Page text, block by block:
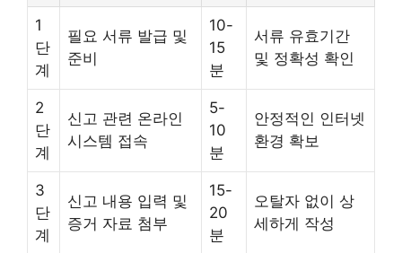
1
단
계
필요 서류 발급 및
준비
10-
15
분
서류 유효기간
및 정확성 확인
2
단
계
신고 관련 온라인
시스템 접속
5-
10
분
안정적인 인터넷
환경 확보
3
단
계
신고 내용 입력 및
증거 자료 첨부
15-
20
분
오탈자 없이 상
세하게 작성